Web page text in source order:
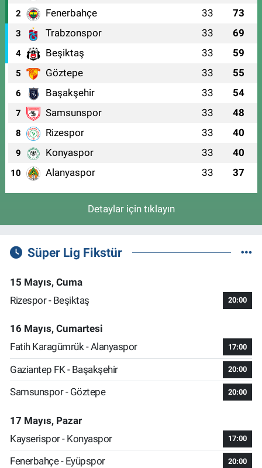
2 Fenerbahçe 33 73
3 Trabzonspor 33 69
4 Beşiktaş 33 59
5 Göztepe 33 55
6 Başakşehir 33 54
7 Samsunspor 33 48
8 Rizespor 33 40
9 Konyaspor 33 40
10 Alanyaspor 33 37
Detaylar için tıklayın
Süper Lig Fikstür
15 Mayıs, Cuma
Rizespor - Beşiktaş
20:00
16 Mayıs, Cumartesi
Fatih Karagümrük - Alanyaspor
17:00
Gaziantep FK - Başakşehir 20:00
Samsunspor - Göztepe 20:00
17 Mayıs, Pazar
Kayserispor - Konyaspor
17:00
Fenerbahçe - Eyüpspor 20:00